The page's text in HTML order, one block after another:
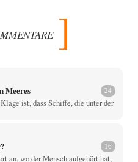
Meeres 24
ist, dass Schiffe, die unter der
16
an, wo der Mensch aufgehört hat,